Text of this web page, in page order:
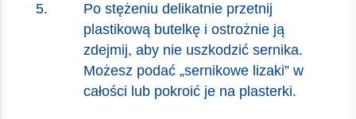
Po stężeniu delikatnie przetnij
plastikową butelkę i ostrożnie ją
zdejmij, aby nie uszkodzić sernika.
Możesz podać „sernikowe lizaki” w
całości lub pokroić je na plasterki.